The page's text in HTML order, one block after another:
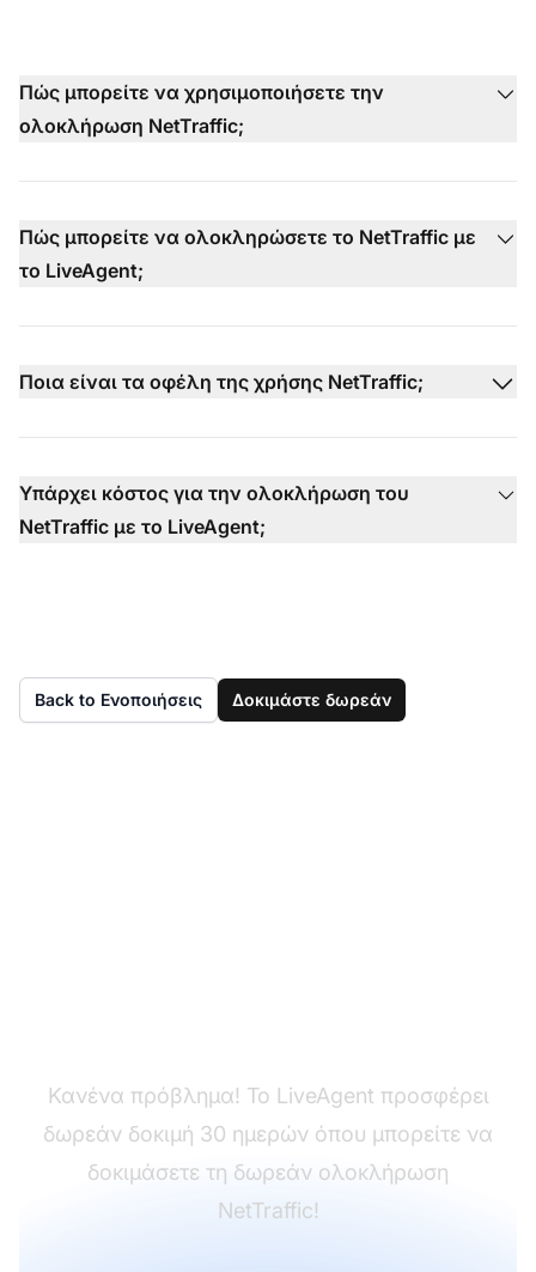
Πώς μπορείτε να χρησιμοποιήσετε την
ολοκλήρωση NetTraffic;
Πώς μπορείτε να ολοκληρώσετε το NetTraffic με
το LiveAgent;
Ποια είναι τα οφέλη της χρήσης NetTraffic;
Υπάρχει κόστος για την ολοκλήρωση του
NetTraffic με το LiveAgent;
Back to Ενοποιήσεις Δοκιμάστε δωρεάν
Κανένα πρόβλημα! Το LiveAgent προσφέρει
δωρεάν δοκιμή 30 ημερών όπου μπορείτε να
δοκιμάσετε τη δωρεάν ολοκλήρωση
NetTraffic!